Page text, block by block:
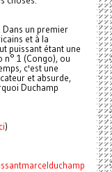
un premier
et à la
puissant étant une
n° 1 (Congo), ou
c'est une
et absurde,
Duchamp
)